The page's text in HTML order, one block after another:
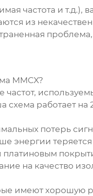
частота и т.д.),
из
MMCX?
частот,
работает на
потерь
энергии теряется
на качество
имеют хорошую